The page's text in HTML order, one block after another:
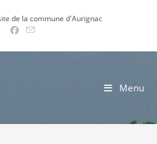
de la commune d'Aurignac
Menu